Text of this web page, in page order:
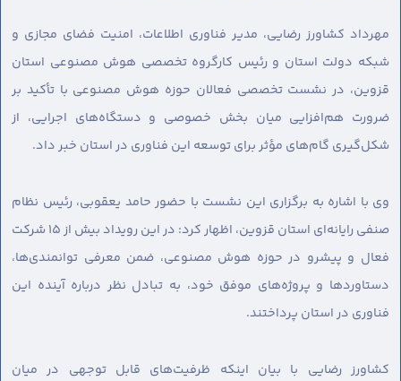
مهرداد کشاورز رضایی، مدیر فناوری اطلاعات، امنیت فضای مجازی و
شبکه دولت استان و رئیس کارگروه تخصصی هوش مصنوعی استان
قزوین، در نشست تخصصی فعالان حوزه هوش مصنوعی با تأکید بر
ضرورت هم‌افزایی میان بخش خصوصی و دستگاه‌های اجرایی، از
شکل‌گیری گام‌های مؤثر برای توسعه این فناوری در استان خبر داد.
وی با اشاره به برگزاری این نشست با حضور حامد یعقوبی، رئیس نظام
صنفی رایانه‌ای استان قزوین، اظهار کرد: در این رویداد بیش از ۱۵ شرکت
فعال و پیشرو در حوزه هوش مصنوعی، ضمن معرفی توانمندی‌ها،
دستاوردها و پروژه‌های موفق خود، به تبادل نظر درباره آینده این
فناوری در استان پرداختند.
کشاورز رضایی با بیان اینکه ظرفیت‌های قابل توجهی در میان